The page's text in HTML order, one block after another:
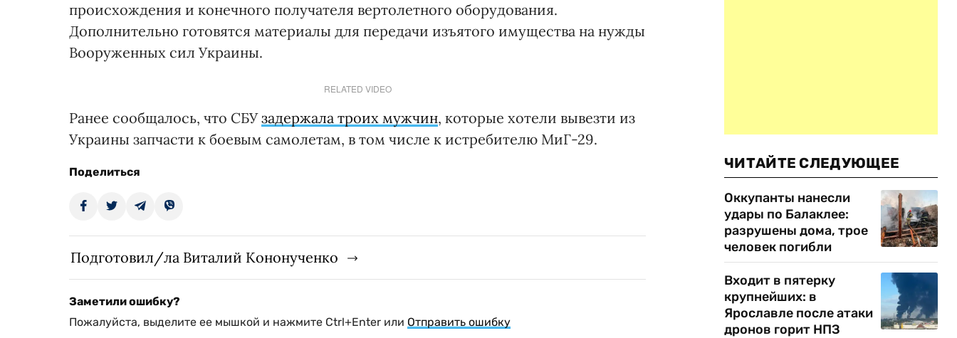
происхождения и конечного получателя вертолетного оборудования.
Дополнительно готовятся материалы для передачи изъятого имущества на нужды
Вооруженных сил Украины.
RELATED VIDEO
Ранее сообщалось, что СБУзадержала троих мужчин, которые хотели вывезти из
Украины запчасти к боевым самолетам, в том числе к истребителю МиГ-29.
Поделиться
Подготовил/ла Виталий Кононученко
Заметили ошибку?
Пожалуйста, выделите ее мышкой и нажмите Ctrl+Enter или Отправить ошибку
ЧИТАЙТЕ СЛЕДУЮЩЕЕ
Оккупанты нанесли
удары по Балаклее:
разрушены дома, трое
человек погибли
Входит в пятерку
крупнейших: в
Ярославле после атаки
дронов горит НПЗ